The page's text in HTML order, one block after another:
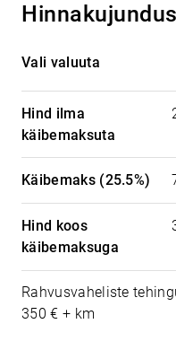
Hinnakujundus
Vali valuuta
Hind ilma
käibemaksuta
Käibemaks (25.5%)
Hind koos
käibemaksuga
Rahvusvaheliste
350 € + km